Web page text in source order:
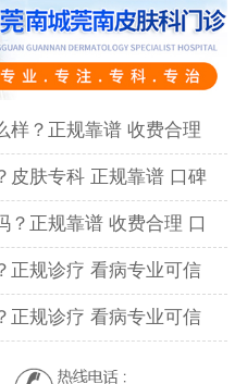
样？正规靠谱 收费合理
皮肤专科 正规靠谱 口碑
？正规靠谱 收费合理 口
正规诊疗 看病专业可信
正规诊疗 看病专业可信